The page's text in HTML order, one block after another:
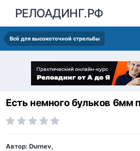
РЕЛОАДИНГ.РФ
Всё для высокоточной стрельбы
Есть немного бульков 6мм
Автор: Durnev,